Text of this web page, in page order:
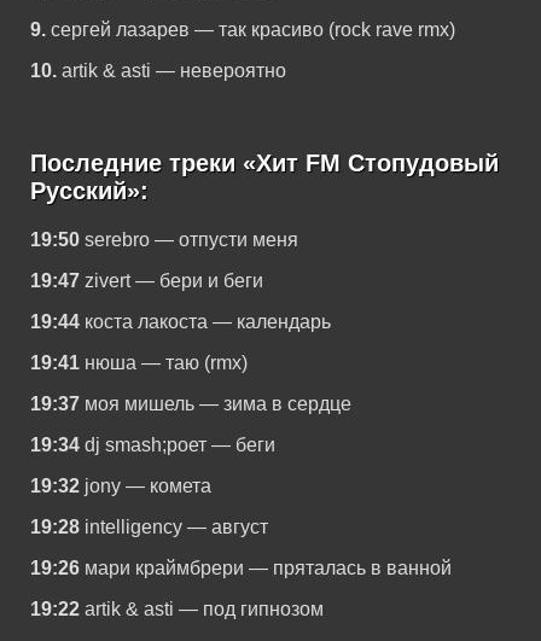
9. сергей лазарев — так красиво (rock rave rmx)
10. artik & asti — невероятно
Последние треки «Хит FM Стопудовый
Русский»:
19:50 serebro — отпусти меня
19:47 zivert — бери и беги
19:44 коста лакоста — календарь
19:41 нюша — таю (rmx)
19:37 моя мишель — зима в сердце
19:34 dj smash;роет — беги
19:32 jony — комета
19:28 intelligency — август
19:26 мари краймбрери — пряталась в ванной
19:22 artik & asti — под гипнозом